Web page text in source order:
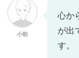
小助
心か
が出
す。